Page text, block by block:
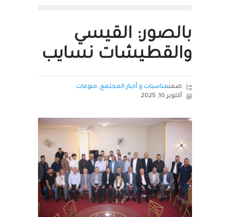
بالصور: القيسي
والقطيشات نسايب
ضمنمناسبات و أخبار المجتمع, منوعات
أكتوبر 10, 2025